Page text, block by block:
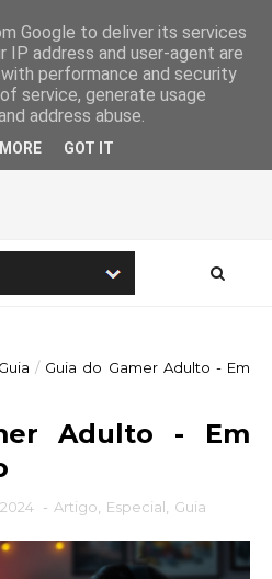
Guia / Guia do Gamer Adulto - Em
Adulto - Em
- Artigo Especial Guia
Google to deliver its services
IP address and user-agent are
performance and security
service, generate usage
address abuse.
GOT IT